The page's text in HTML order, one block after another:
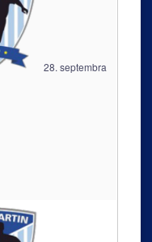
28. septembra